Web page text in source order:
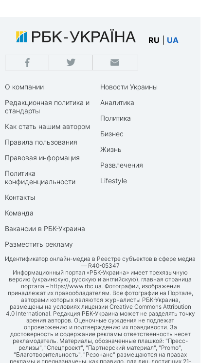
RU UA
О компании
Редакционная политика и
стандарты
Как стать нашим автором
Правила пользования
Правовая информация
Политика
конфиденциальности
Контакты
Команда
Вакансии в РБК-Украина
Разместить рекламу
Новости Украины
Аналитика
Политика
Бизнес
Жизнь
Развлечения
Lifestyle
Идентификатор онлайн-медиа в Реестре субъектов в сфере медиа
— R40-05347
Информационный портал «РБК-Украина» имеет трехязычную
версию (украинскую, русскую и английскую), главная страница
портала – https://www.rbc.ua. Фотографии, изображения
принадлежат их правообладателям. Все фотографии на Портале,
авторами которых являются журналисты РБК-Украина,
размещены на условиях лицензии Creative Commons Attribution
4.0 International. Редакция РБК-Украина может не разделять точку
зрения авторов. Оценочные суждения не подлежат
опровержению и подтверждению их правдивости. За
достоверность и содержание рекламы ответственность несет
рекламодатель. Материалы, обозначенные плашкой: "Пресс-
релизы", "Спецпроект", "Партнерский материал", "Promo",
"Благотворительность", "Резонанс" размещаются на правах
рекламы и предназначены, как правило, для лиц, достигших 21-